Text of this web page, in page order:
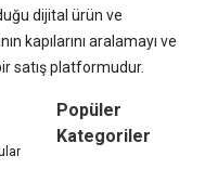
dijital ürün ve
kapılarını aralamayı ve
satış platformudur.
Popüler
Kategoriler